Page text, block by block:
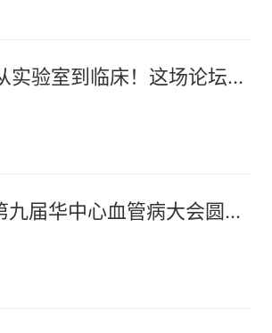
实验室到临床！这场论坛为
届华中心血管病大会圆满